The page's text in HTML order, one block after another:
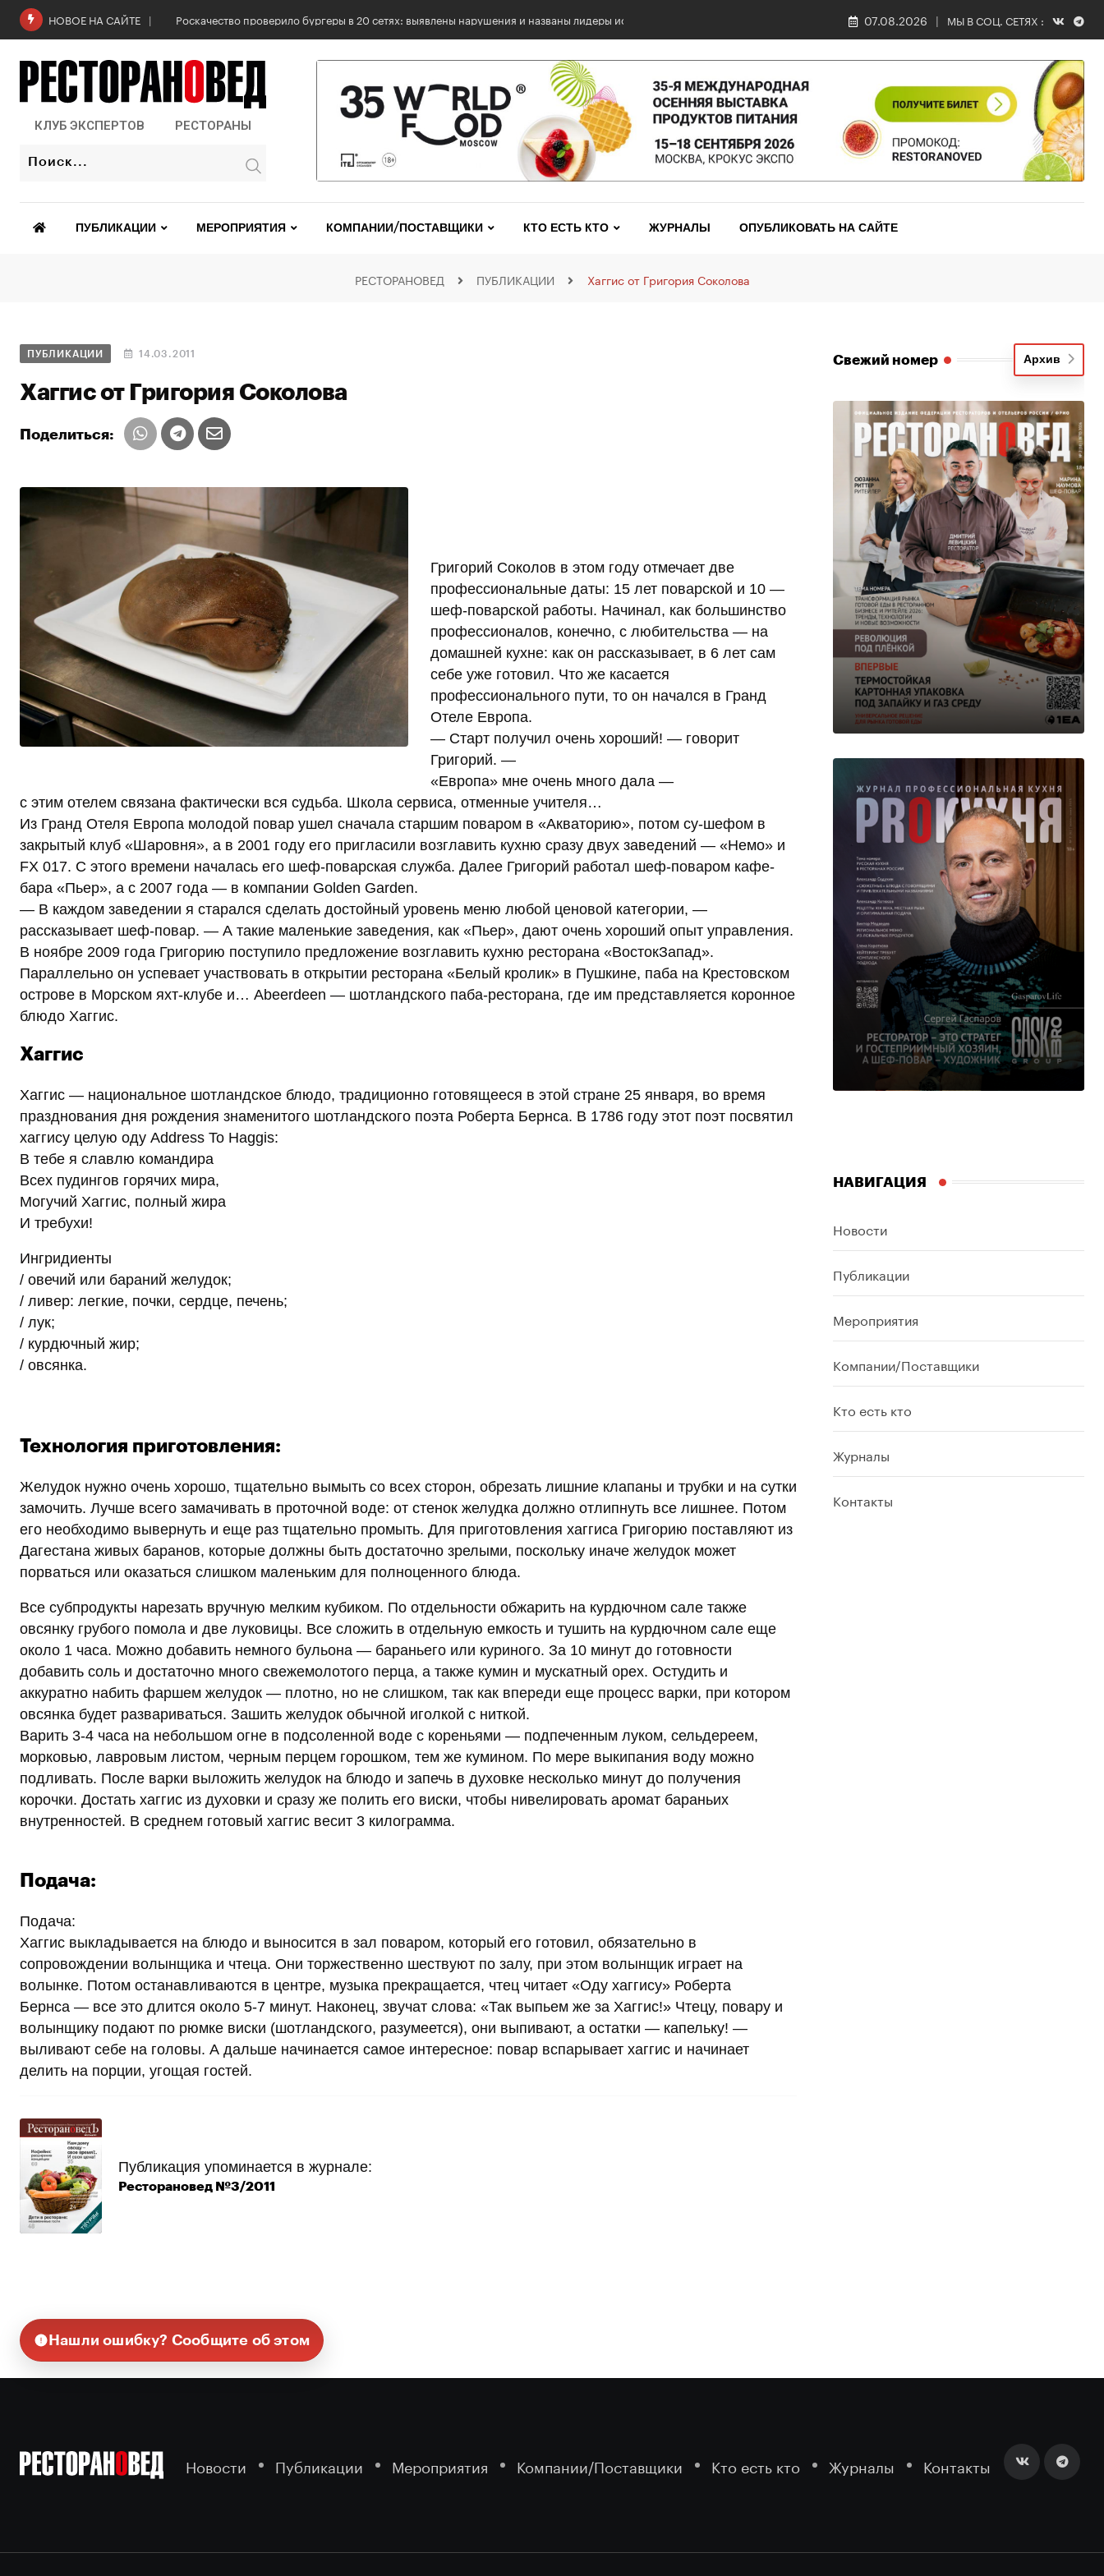
НОВОЕ НА САЙТЕ 6 августа: Всемирный день горчицы 07.08.2026 МЫ В СОЦ. СЕТЯХ :
КЛУБ ЭКСПЕРТОВ РЕСТОРАНЫ
ПУБЛИКАЦИИ МЕРОПРИЯТИЯ КОМПАНИИ/ПОСТАВЩИКИ КТО ЕСТЬ КТО ЖУРНАЛЫ ОПУБЛИКОВАТЬ НА САЙТЕ
РЕСТОРАНОВЕД ПУБЛИКАЦИИ Хаггис от Григория Соколова
ПУБЛИКАЦИИ 14.03.2011
Хаггис от Григория Соколова
Поделиться:
Григорий Соколов в этом году отмечает две
профессиональные даты: 15 лет поварской и 10 —
шеф-поварской работы. Начинал, как большинство
профессионалов, конечно, с любительства — на
домашней кухне: как он рассказывает, в 6 лет сам
себе уже готовил. Что же касается
профессионального пути, то он начался в Гранд
Отеле Европа.
— Старт получил очень хороший! — говорит
Григорий. —
«Европа» мне очень много дала —
с этим отелем связана фактически вся судьба. Школа сервиса, отменные учителя…
Из Гранд Отеля Европа молодой повар ушел сначала старшим поваром в «Акваторию», потом су-шефом в
закрытый клуб «Шаровня», а в 2001 году его пригласили возглавить кухню сразу двух заведений — «Немо» и
FX 017. С этого времени началась его шеф-поварская служба. Далее Григорий работал шеф-поваром кафе-
бара «Пьер», а с 2007 года — в компании Golden Garden.
— В каждом заведении я старался сделать достойный уровень меню любой ценовой категории, —
рассказывает шеф-повар. — А такие маленькие заведения, как «Пьер», дают очень хороший опыт управления.
В ноябре 2009 года Григорию поступило предложение возглавить кухню ресторана «ВостокЗапад».
Параллельно он успевает участвовать в открытии ресторана «Белый кролик» в Пушкине, паба на Крестовском
острове в Морском яхт-клубе и… Abeerdeen — шотландского паба-ресторана, где им представляется коронное
блюдо Хаггис.
Хаггис
Хаггис — национальное шотландское блюдо, традиционно готовящееся в этой стране 25 января, во время
празднования дня рождения знаменитого шотландского поэта Роберта Бернса. В 1786 году этот поэт посвятил
хаггису целую оду Address To Haggis:
В тебе я славлю командира
Всех пудингов горячих мира,
Могучий Хаггис, полный жира
И требухи!
Ингридиенты
/ овечий или бараний желудок;
/ ливер: легкие, почки, сердце, печень;
/ лук;
/ курдючный жир;
/ овсянка.
Технология приготовления:
Желудок нужно очень хорошо, тщательно вымыть со всех сторон, обрезать лишние клапаны и трубки и на сутки
замочить. Лучше всего замачивать в проточной воде: от стенок желудка должно отлипнуть все лишнее. Потом
его необходимо вывернуть и еще раз тщательно промыть. Для приготовления хаггиса Григорию поставляют из
Дагестана живых баранов, которые должны быть достаточно зрелыми, поскольку иначе желудок может
порваться или оказаться слишком маленьким для полноценного блюда.
Все субпродукты нарезать вручную мелким кубиком. По отдельности обжарить на курдючном сале также
овсянку грубого помола и две луковицы. Все сложить в отдельную емкость и тушить на курдючном сале еще
около 1 часа. Можно добавить немного бульона — бараньего или куриного. За 10 минут до готовности
добавить соль и достаточно много свежемолотого перца, а также кумин и мускатный орех. Остудить и
аккуратно набить фаршем желудок — плотно, но не слишком, так как впереди еще процесс варки, при котором
овсянка будет развариваться. Зашить желудок обычной иголкой с ниткой.
Варить 3-4 часа на небольшом огне в подсоленной воде с кореньями — подпеченным луком, сельдереем,
морковью, лавровым листом, черным перцем горошком, тем же кумином. По мере выкипания воду можно
подливать. После варки выложить желудок на блюдо и запечь в духовке несколько минут до получения
корочки. Достать хаггис из духовки и сразу же полить его виски, чтобы нивелировать аромат бараньих
внутренностей. В среднем готовый хаггис весит 3 килограмма.
Подача:
Подача:
Хаггис выкладывается на блюдо и выносится в зал поваром, который его готовил, обязательно в
сопровождении волынщика и чтеца. Они торжественно шествуют по залу, при этом волынщик играет на
волынке. Потом останавливаются в центре, музыка прекращается, чтец читает «Оду хаггису» Роберта
Бернса — все это длится около 5-7 минут. Наконец, звучат слова: «Так выпьем же за Хаггис!» Чтецу, повару и
волынщику подают по рюмке виски (шотландского, разумеется), они выпивают, а остатки — капельку! —
выливают себе на головы. А дальше начинается самое интересное: повар вспарывает хаггис и начинает
делить на порции, угощая гостей.
Публикация упоминается в журнале:
Ресторановед №3/2011
Нашли ошибку? Сообщите об этом
Свежий номер Архив
НАВИГАЦИЯ
Новости
Публикации
Мероприятия
Компании/Поставщики
Кто есть кто
Журналы
Контакты
Новости Публикации Мероприятия Компании/Поставщики Кто есть кто Журналы Контакты